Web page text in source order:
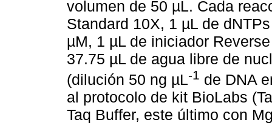
volumen de 50 µL. Cada
Standard 10X, 1 µL de
µM, 1 µL de iniciador
37.75 µL de agua libre de
(dilución 50 ng µL-1 de DNA
al protocolo de kit BioLabs
Taq Buffer, este último con